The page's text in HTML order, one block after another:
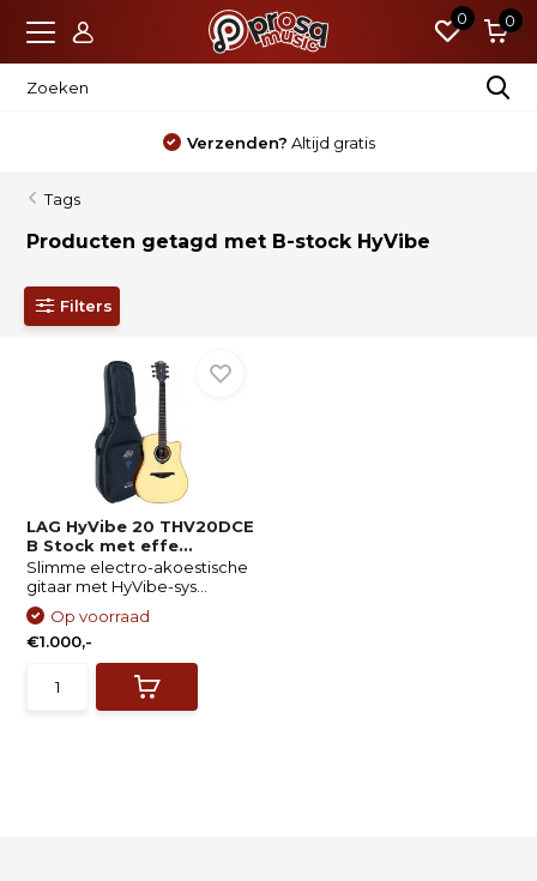
0 0
Verzenden? Altijd gratis
Tags
Producten getagd met B-stock HyVibe
Filters
LAG HyVibe 20 THV20DCE
B Stock met effe...
Slimme electro-akoestische
gitaar met HyVibe-sys...
Op voorraad
€1.000,-